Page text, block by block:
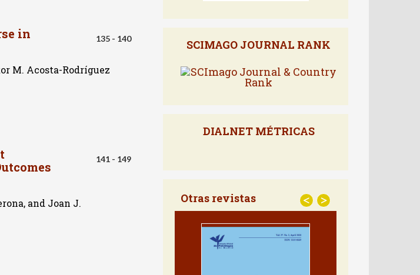
in
135 - 140
M. Acosta-Rodríguez
141 - 149
and Joan J.
SCIMAGO JOURNAL RANK
DIALNET MÉTRICAS
Otras revistas < >